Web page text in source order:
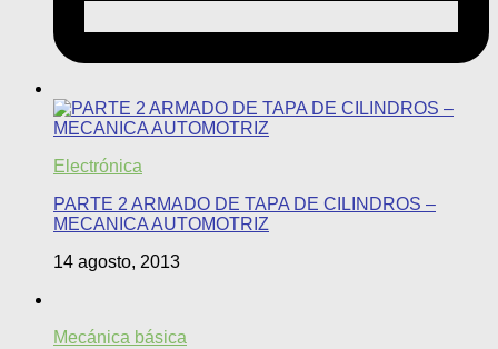
Electrónica
PARTE 2 ARMADO DE TAPA DE CILINDROS –
MECANICA AUTOMOTRIZ
14 agosto, 2013
Mecánica básica